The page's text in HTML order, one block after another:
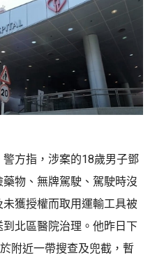
方指，涉案的18歲男子鄧
物、無牌駕駛、駕駛時沒
獲授權而取用運輸工具被
北區醫院治理。他昨日下
附近一帶搜查及兜截，暫